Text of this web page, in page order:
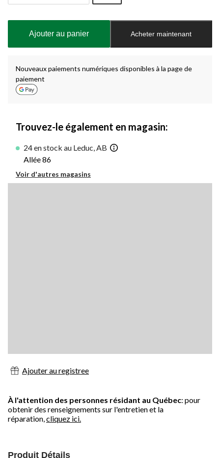
à
Ajouter au panier Acheter maintenant
Nouveaux paiements numériques disponibles à la page de
paiement
Trouvez-le également en magasin:
24 en stock au Leduc, AB
Allée 86
Voir d'autres magasins
Ajouter au registree
À l'attention des personnes résidant au Québec: pour
obtenir des renseignements sur l'entretien et la
réparation,cliquez ici.
Produit Détails